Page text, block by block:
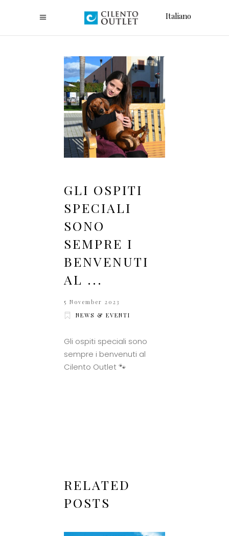
Italiano
GLI OSPITI
SPECIALI
SONO
SEMPRE I
BENVENUTI
AL ...
5 November 2023
NEWS & EVENTI
Gli ospiti speciali sono
sempre i benvenuti al
Cilento Outlet 🐾
RELATED
POSTS